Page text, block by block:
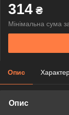
314 ₴
Мінімальна сума
Опис
Опис